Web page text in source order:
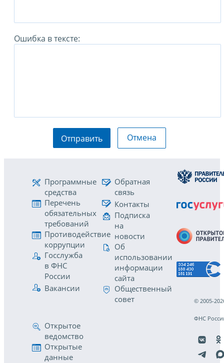
Ошибка в тексте:
Отправить Отмена
Программные
средства
Перечень
обязательных
требований
Противодействие
коррупции
Госслужба
в ФНС
России
Вакансии
Обратная
связь
Контакты
Подписка
на
новости
Об
использовании
информации
сайта
Общественный
совет
Открытое
ведомство
Открытые
данные
© 2005-
ФНС